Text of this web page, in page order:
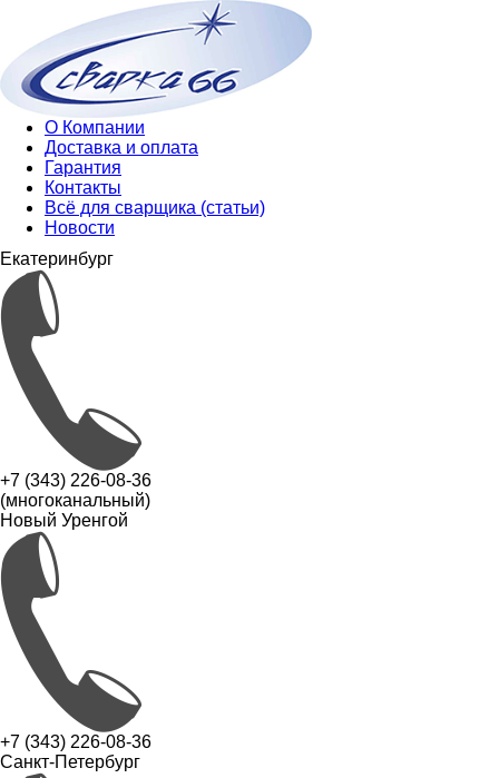
О Компании
Доставка и оплата
Гарантия
Контакты
Всё для сварщика (статьи)
Новости
Екатеринбург
+7 (343) 226-08-36
(многоканальный)
Новый Уренгой
+7 (343) 226-08-36
Санкт-Петербург